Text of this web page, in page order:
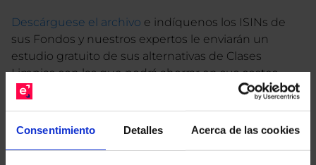
Consentimiento Detalles Acerca de las cookies
Descárguese el archivo e indíquenos los ISINs de
sus Fondos y nuestros expertos le enviarán un
estudio gratuito de sus alternativas de Clases
Limpias con las que podrá ahorrar en sus costes.